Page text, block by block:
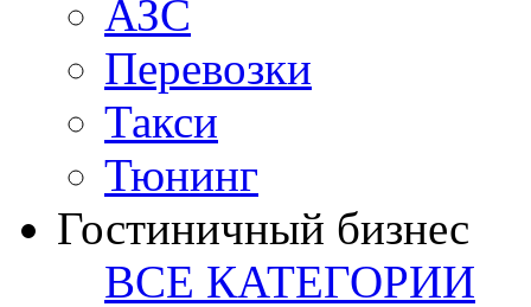
АЗС
Перевозки
Такси
Тюнинг
Гостиничный бизнес
ВСЕ КАТЕГОРИИ